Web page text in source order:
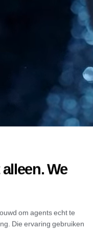
We
om agents echt te
Die ervaring gebruiken